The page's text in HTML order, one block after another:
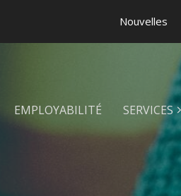
Nouvelles
EMPLOYABILITÉ SERVICES